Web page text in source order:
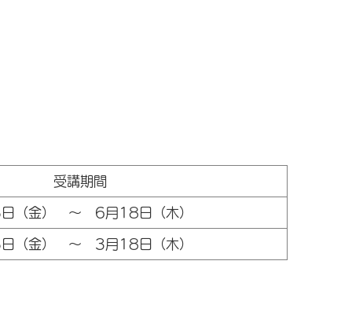
受講期間
（金） ～ 6月18日（木）
（金） ～ 3月18日（木）